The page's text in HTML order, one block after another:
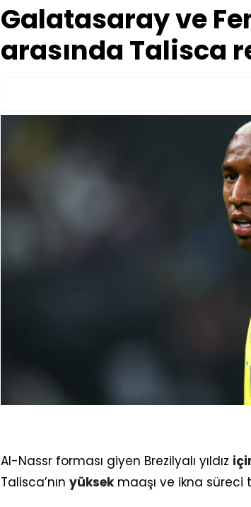
Galatasaray ve
arasında Talisca
Al-Nassr forması giyen Brezilyalı yıldız
Talisca’nın yüksekmaaşı ve ikna süreci